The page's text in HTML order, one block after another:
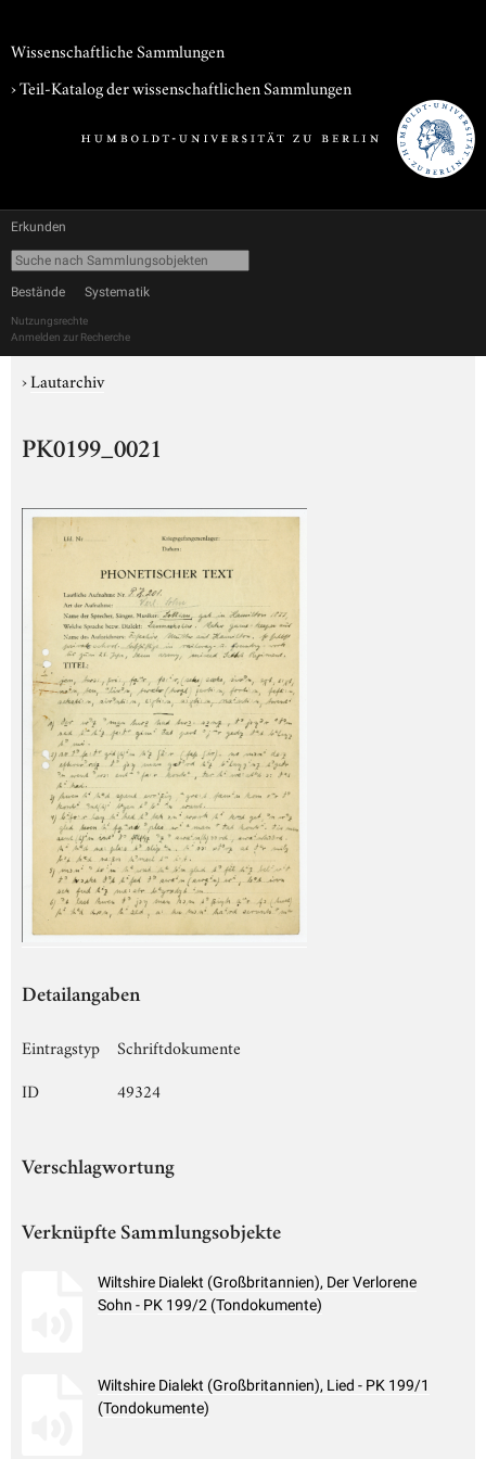
Wissenschaftliche Sammlungen
› Teil-Katalog der wissenschaftlichen Sammlungen
Erkunden
Bestände Systematik
Nutzungsrechte
Anmelden zur Recherche
›Lautarchiv
PK0199_0021
Detailangaben
Eintragstyp
Schriftdokumente
ID
49324
Verschlagwortung
Verknüpfte Sammlungsobjekte
Wiltshire Dialekt (Großbritannien), Der Verlorene
Sohn - PK 199/2 (Tondokumente)
Wiltshire Dialekt (Großbritannien), Lied - PK 199/1
(Tondokumente)